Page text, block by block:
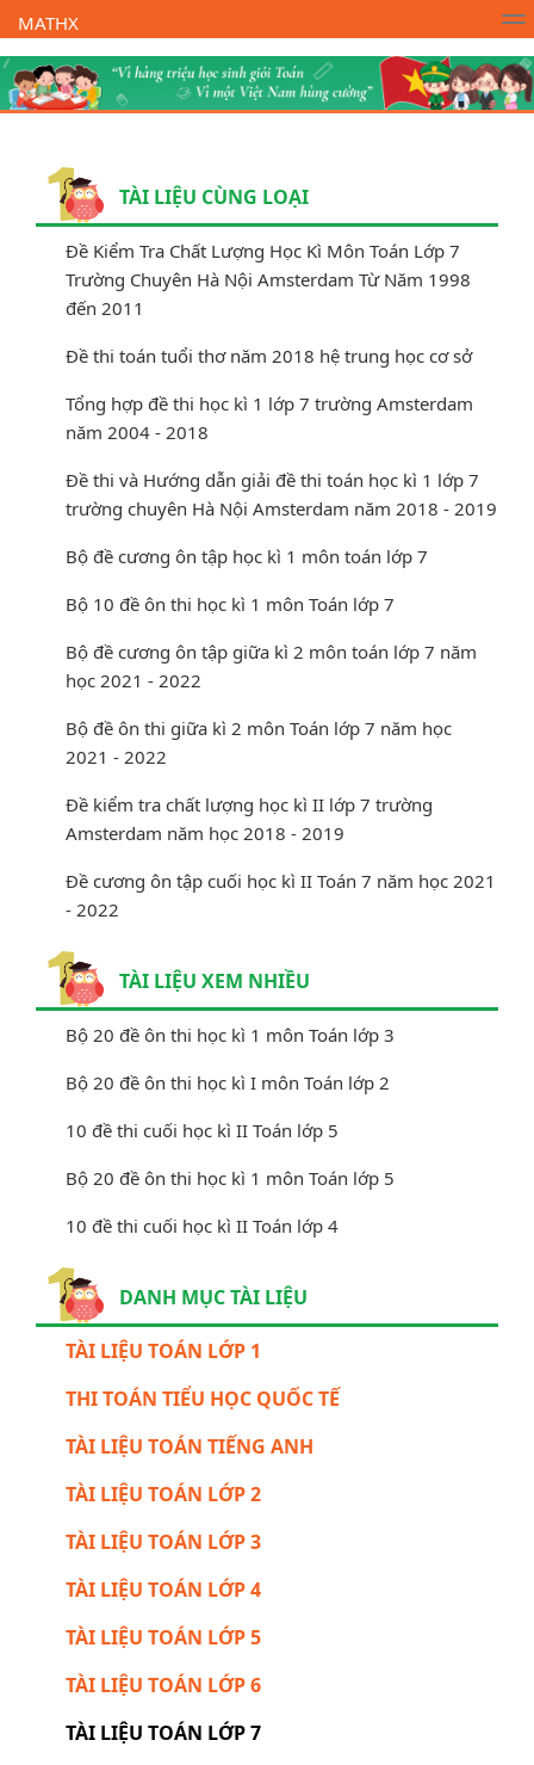
MATHX
Trường Toán Online MATHX Học toán - Lớp 1
TÀI LIỆU CÙNG LOẠI
Đề Kiểm Tra Chất Lượng Học Kì Môn Toán Lớp 7
Trường Chuyên Hà Nội Amsterdam Từ Năm 1998
đến 2011
Đề thi toán tuổi thơ năm 2018 hệ trung học cơ sở
Tổng hợp đề thi học kì 1 lớp 7 trường Amsterdam
năm 2004 - 2018
Đề thi và Hướng dẫn giải đề thi toán học kì 1 lớp 7
trường chuyên Hà Nội Amsterdam năm 2018 - 2019
Bộ đề cương ôn tập học kì 1 môn toán lớp 7
Bộ 10 đề ôn thi học kì 1 môn Toán lớp 7
Bộ đề cương ôn tập giữa kì 2 môn toán lớp 7 năm
học 2021 - 2022
Bộ đề ôn thi giữa kì 2 môn Toán lớp 7 năm học
2021 - 2022
Đề kiểm tra chất lượng học kì II lớp 7 trường
Amsterdam năm học 2018 - 2019
Đề cương ôn tập cuối học kì II Toán 7 năm học 2021
- 2022
TÀI LIỆU XEM NHIỀU
Bộ 20 đề ôn thi học kì 1 môn Toán lớp 3
Bộ 20 đề ôn thi học kì I môn Toán lớp 2
10 đề thi cuối học kì II Toán lớp 5
Bộ 20 đề ôn thi học kì 1 môn Toán lớp 5
10 đề thi cuối học kì II Toán lớp 4
DANH MỤC TÀI LIỆU
TÀI LIỆU TOÁN LỚP 1
THI TOÁN TIỂU HỌC QUỐC TẾ
TÀI LIỆU TOÁN TIẾNG ANH
TÀI LIỆU TOÁN LỚP 2
TÀI LIỆU TOÁN LỚP 3
TÀI LIỆU TOÁN LỚP 4
TÀI LIỆU TOÁN LỚP 5
TÀI LIỆU TOÁN LỚP 6
TÀI LIỆU TOÁN LỚP 7